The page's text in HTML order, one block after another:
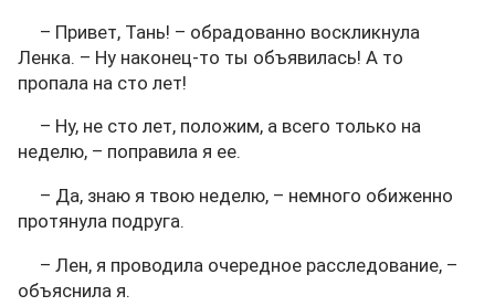
– Привет, Тань! – обрадованно воскликнула
Ленка. – Ну наконец-то ты объявилась! А то
пропала на сто лет!
– Ну, не сто лет, положим, а всего только на
неделю, – поправила я ее.
– Да, знаю я твою неделю, – немного обиженно
протянула подруга.
– Лен, я проводила очередное расследование, –
объяснила я.